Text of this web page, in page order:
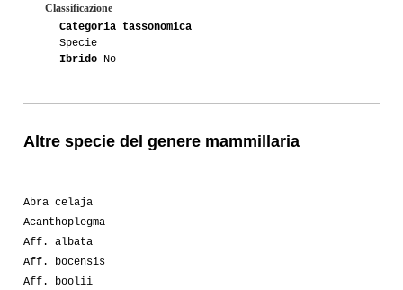
Classificazione
Categoria tassonomica
Specie
Ibrido No
Altre specie del genere mammillaria
Abra celaja
Acanthoplegma
Aff. albata
Aff. bocensis
Aff. boolii